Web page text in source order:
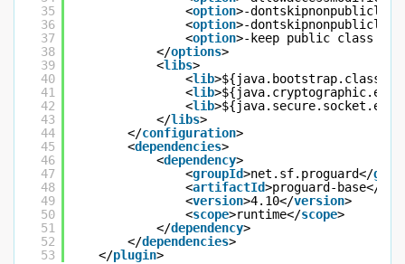
35
36
37
38
39
40
41
42
43
44
45
46
47
48
49
50
51
52
53
<option>-
<option>-
<option>-keep public class *
</options>
<libs>
<lib
<lib
<lib
</libs>
</configuration>
<dependencies>
<dependency>
<groupId>net.sf.proguard</
<artifactId>proguard-base</
<version>4.10</version>
<scope>runtime</scope>
</dependency>
</dependencies>
</plugin>